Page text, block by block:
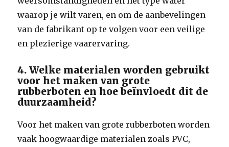
waarop je wilt varen, en om de aanbevelingen
van de fabrikant op te volgen voor een veilige
en plezierige vaarervaring.
4. Welke materialen worden gebruikt
voor het maken van grote
rubberboten en hoe beïnvloedt dit de
duurzaamheid?
Voor het maken van grote rubberboten worden
vaak hoogwaardige materialen zoals PVC,